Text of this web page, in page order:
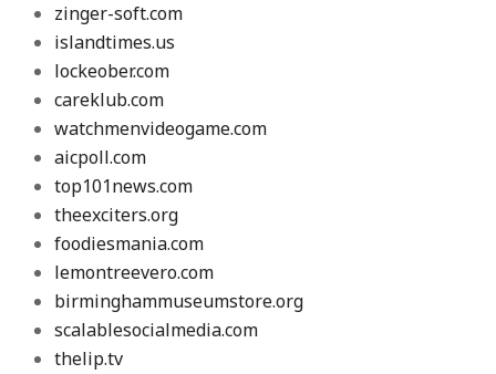
zinger-soft.com
islandtimes.us
lockeober.com
careklub.com
watchmenvideogame.com
aicpoll.com
top101news.com
theexciters.org
foodiesmania.com
lemontreevero.com
birminghammuseumstore.org
scalablesocialmedia.com
thelip.tv